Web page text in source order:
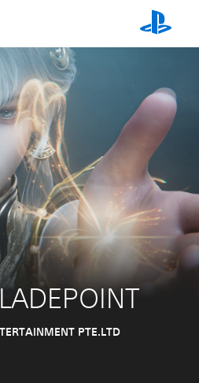
PTE.LTD